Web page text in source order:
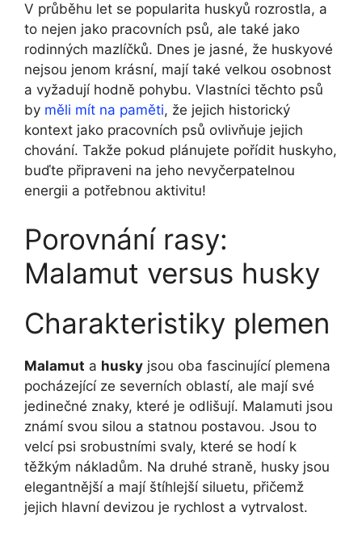
V průběhu let se popularita huskyů rozrostla, a
to nejen jako pracovních psů, ale také jako
rodinných mazlíčků. Dnes je jasné, že huskyové
nejsou jenom krásní, mají také velkou osobnost
a vyžadují hodně pohybu. Vlastníci těchto psů
by měli mít na paměti, že jejich historický
kontext jako pracovních psů ovlivňuje jejich
chování. Takže pokud plánujete pořídit huskyho,
buďte připraveni na jeho nevyčerpatelnou
energii a potřebnou aktivitu!
Porovnání rasy:
Malamut versus husky
Charakteristiky plemen
Malamut a husky jsou oba fascinující plemena
pocházející ze severních oblastí, ale mají své
jedinečné znaky, které je odlišují. Malamuti jsou
známí svou silou a statnou postavou. Jsou to
velcí psi srobustními svaly, které se hodí k
těžkým nákladům. Na druhé straně, husky jsou
elegantnější a mají štíhlejší siluetu, přičemž
jejich hlavní devizou je rychlost a vytrvalost.